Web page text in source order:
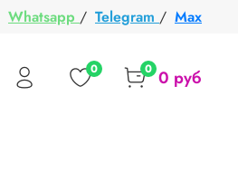
Whatsapp / Telegram / Max
0 0 0 руб